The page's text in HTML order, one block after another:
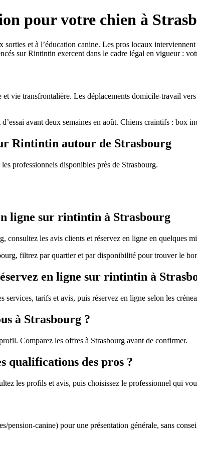
pour votre chien à
et à l’éducation canine. Les pros locaux
sur Rintintin exercent dans le cadre légal en vigueur :
vie transfrontalière. Les déplacements domicile-travail
avant deux semaines en août. Chiens craintifs : box
Rintintin autour de Strasbourg
professionnels disponibles près de Strasbourg.
ligne sur rintintin à Strasbourg
les avis clients et réservez en ligne en quelques
filtrez par quartier et par disponibilité pour trouver le
en ligne sur rintintin à
tarifs et avis, puis réservez en ligne selon les
à Strasbourg ?
Comparez les offres à Strasbourg avant de confirmer.
des pros ?
les profils et avis, puis choisissez le professionnel qui
pension-canine) pour une présentation générale, sans